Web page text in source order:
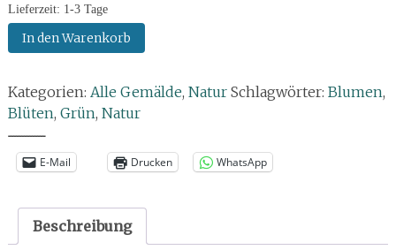
Lieferzeit: 1-3 Tage
Gemälde:
Blattwerk
Seerose
Menge
In den Warenkorb
Kategorien: Alle Gemälde, Natur Schlagwörter: Blumen,
Blüten, Grün, Natur
--------------
E-Mail Drucken WhatsApp
Beschreibung